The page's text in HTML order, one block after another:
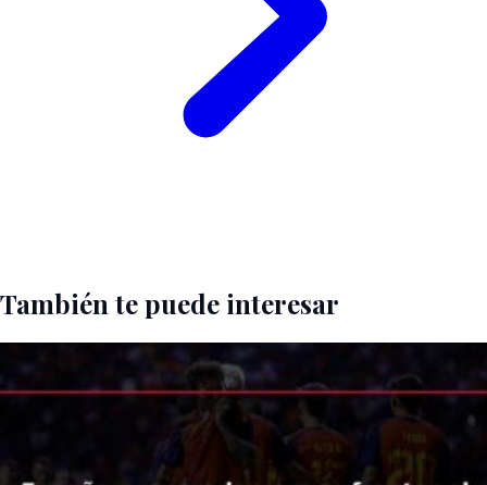
También te puede interesar